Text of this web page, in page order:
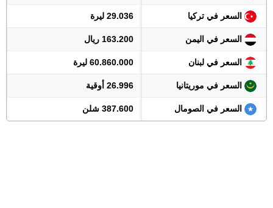
السعر في تركيا 29.036 ليرة
السعر في اليمن 163.200 ريال
السعر في لبنان 60.860.000 ليرة
السعر في موريتانيا 26.996 أوقية
السعر في الصومال 387.600 شلن